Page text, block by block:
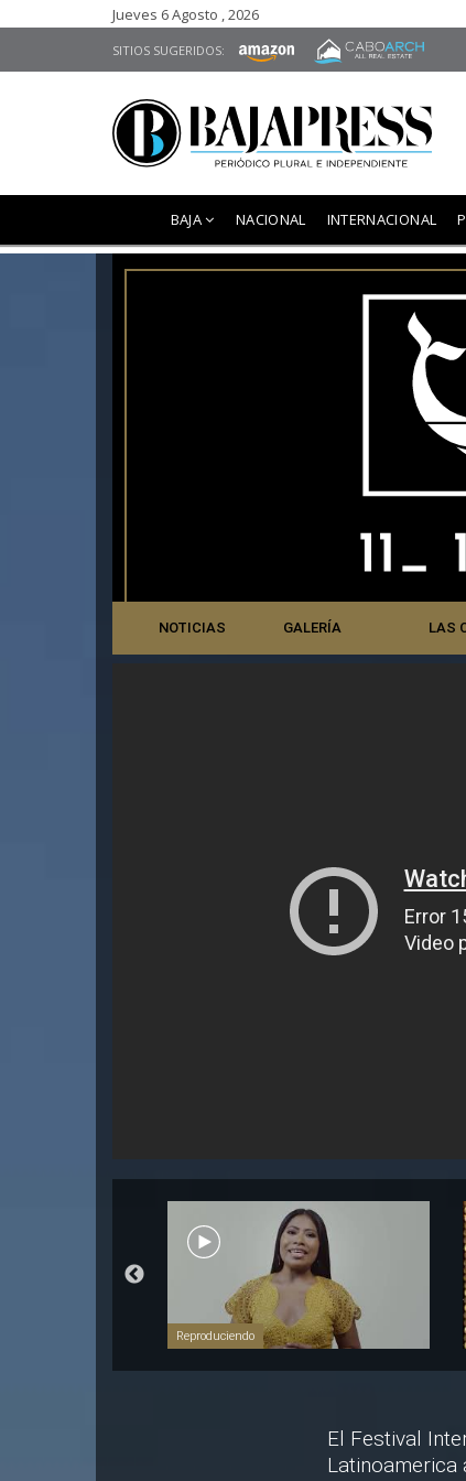
Jueves 6 Agosto , 2026
SITIOS SUGERIDOS:
BAJA NACIONAL INTERNACIONAL
NOTICIAS GALERÍA LAS
Reproduciendo
El Festival
Latinoamerica